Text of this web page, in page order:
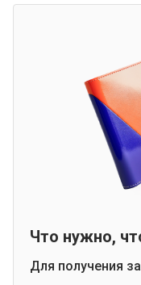
Что нужно,
Для получения